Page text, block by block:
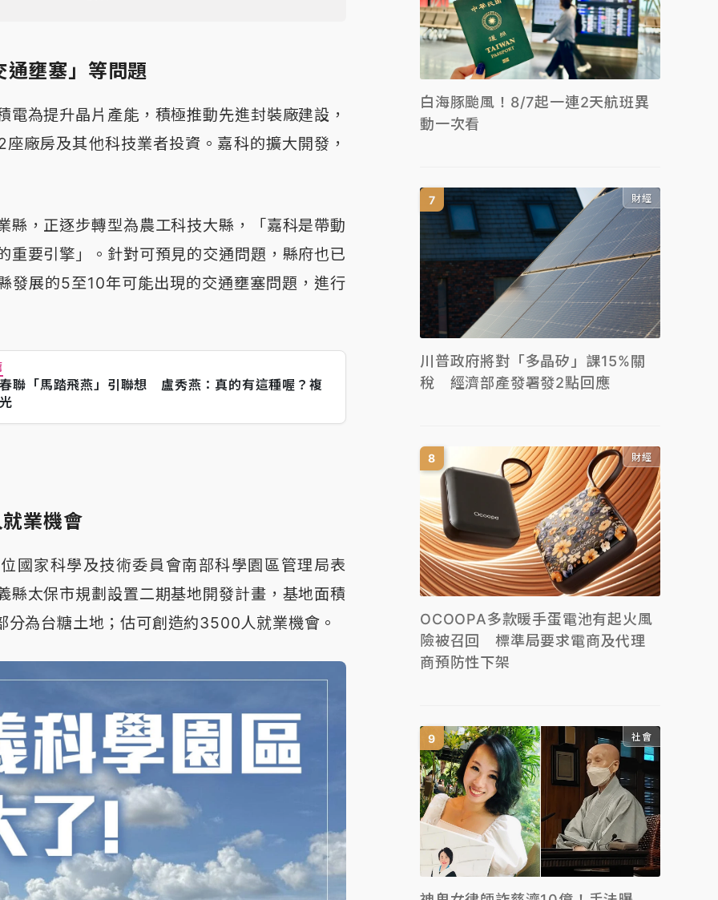
通壅塞」等問題
電為提升晶片產能，積極推動先進封裝廠建設，
廠房及其他科技業者投資。嘉科的擴大開發，
縣，正逐步轉型為農工科技大縣，「嘉科是帶動
重要引擎」。針對可預見的交通問題，縣府也已
發展的5至10年可能出現的交通壅塞問題，進行
聯「馬踏飛燕」引聯想 盧秀燕：真的有這種喔？複
業機會
國家科學及技術委員會南部科學園區管理局表
縣太保市規劃設置二期基地開發計畫，基地面積
為台糖土地；估可創造約3500人就業機會。
白海豚颱風！8/7起一連2天航班異
動一次看
財經
川普政府將對「多晶矽」課15%關
稅 經濟部產發署發2點回應
財經
OCOOPA多款暖手蛋電池有起火風
險被召回 標準局要求電商及代理
商預防性下架
社會